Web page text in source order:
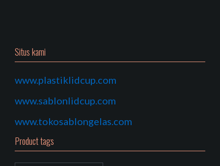
Situs kami
www.plastiklidcup.com
www.sablonlidcup.com
www.tokosablongelas.com
Product tags